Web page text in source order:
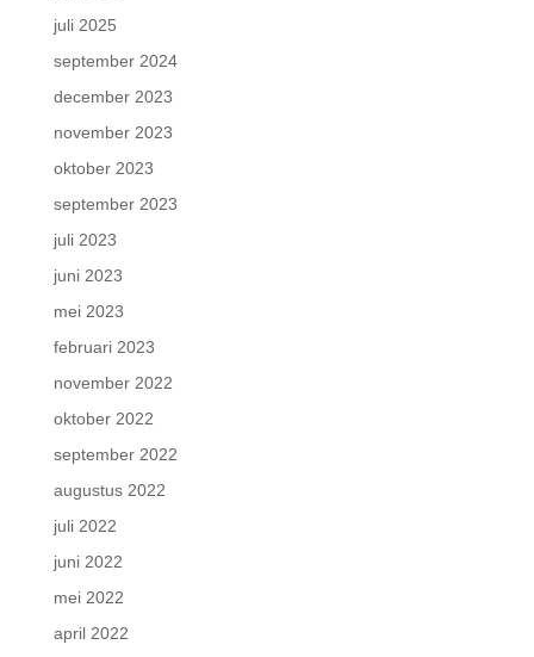
juli 2025
september 2024
december 2023
november 2023
oktober 2023
september 2023
juli 2023
juni 2023
mei 2023
februari 2023
november 2022
oktober 2022
september 2022
augustus 2022
juli 2022
juni 2022
mei 2022
april 2022